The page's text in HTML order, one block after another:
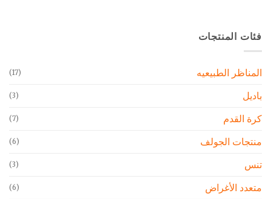
فئات المنتجات
المناظر الطبيعيه (17)
باديل (3)
كرة القدم (7)
منتجات الجولف (6)
تنس (3)
متعدد الأغراض (6)